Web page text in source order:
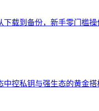
下载到备份，新手零门槛操
中控私钥与强生态的黄金搭